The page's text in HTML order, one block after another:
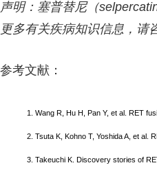
声明：塞普替尼（
更多有关疾病知识信息，请
参考文献：
1. Wang R, Hu H, Pan Y, et al. RET
2. Tsuta K, Kohno T, Yoshida A, et al.
3. Takeuchi K. Discovery stories of